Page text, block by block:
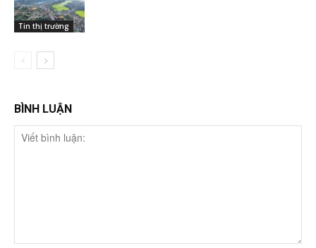
Tin thị trường
BÌNH LUẬN